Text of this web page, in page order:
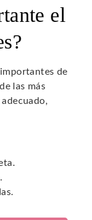
el
de
las más